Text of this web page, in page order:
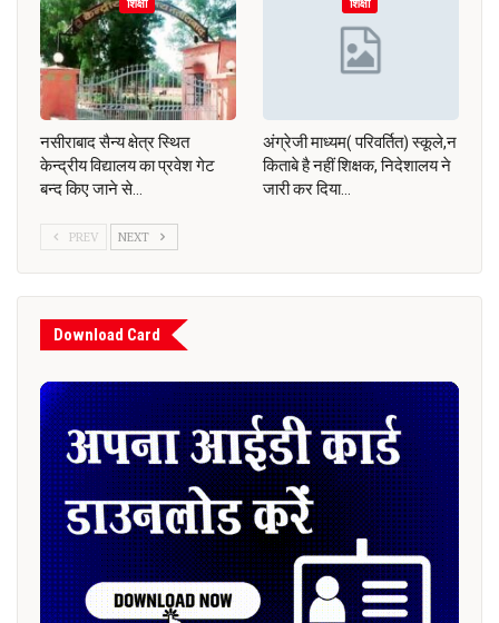
शिक्षा
नसीराबाद सैन्य क्षेत्र स्थित
केन्द्रीय विद्यालय का प्रवेश गेट
बन्द किए जाने से…
शिक्षा
अंग्रेजी माध्यम( परिवर्तित) स्कूले,न
किताबे है नहीं शिक्षक, निदेशालय ने
जारी कर दिया…
PREV NEXT
Download Card